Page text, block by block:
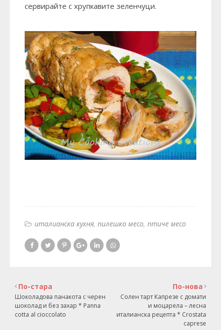
сервирайте с хрупкавите зеленчуци.
италианска кухня пилешко месо птиче месо
По-нова
Солен тарт Капрезе с домати
и моцарела – лесна
италианска рецепта * Crostata
caprese
По-стара
Шоколадова панакота с черен
шоколад и без захар * Panna
cotta al cioccolato